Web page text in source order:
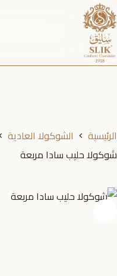
التجاوز
إلى
المحتوى
الرئيسية الشوكولا العادية
شوكولا حليب سادا مربعة